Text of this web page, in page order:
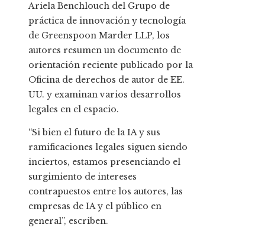
Ariela Benchlouch del Grupo de
práctica de innovación y tecnología
de Greenspoon Marder LLP, los
autores resumen un documento de
orientación reciente publicado por la
Oficina de derechos de autor de EE.
UU. y examinan varios desarrollos
legales en el espacio.
“Si bien el futuro de la IA y sus
ramificaciones legales siguen siendo
inciertos, estamos presenciando el
surgimiento de intereses
contrapuestos entre los autores, las
empresas de IA y el público en
general”, escriben.